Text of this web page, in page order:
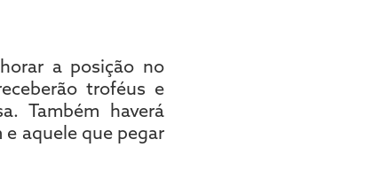
a posição no
troféus e
Também haverá
aquele que pegar